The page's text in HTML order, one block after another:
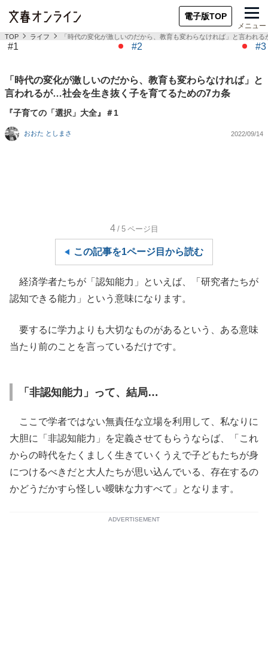
電子版TOP
メニュー
TOP ライフ 「時代の変化が激しいのだから、教育も変わらなければ」と言われ
#1 #2 #3
「時代の変化が激しいのだから、教育も変わらなければ」と
言われるが…社会を生き抜く子を育てるための7カ条
『子育ての「選択」大全』＃1
おおた としまさ 2022/09/14
4 /5 ページ目
この記事を1ページ目から読む
経済学者たちが「認知能力」といえば、「研究者たちが
認知できる能力」という意味になります。
要するに学力よりも大切なものがあるという、ある意味
当たり前のことを言っているだけです。
「非認知能力」って、結局…
ここで学者ではない無責任な立場を利用して、私なりに
大胆に「非認知能力」を定義させてもらうならば、「これ
からの時代をたくましく生きていくうえで子どもたちが身
につけるべきだと大人たちが思い込んでいる、存在するの
かどうだかすら怪しい曖昧な力すべて」となります。
ADVERTISEMENT